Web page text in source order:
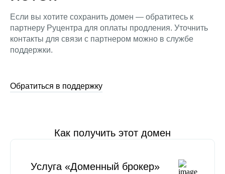
Если вы хотите сохранить домен — обратитесь к
партнеру Руцентра для оплаты продления. Уточнить
контакты для связи с партнером можно в службе
поддержки.
Обратиться в поддержку
Как получить этот домен
Услуга «Доменный брокер»